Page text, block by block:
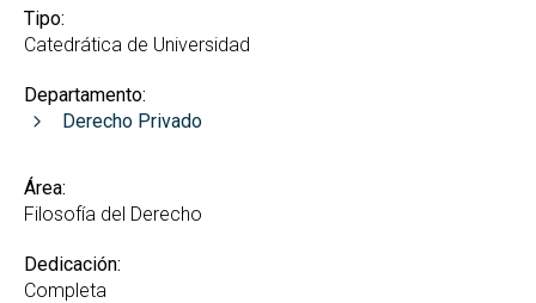
Tipo:
Catedrática de Universidad
Departamento:
Derecho Privado
Área:
Filosofía del Derecho
Dedicación:
Completa